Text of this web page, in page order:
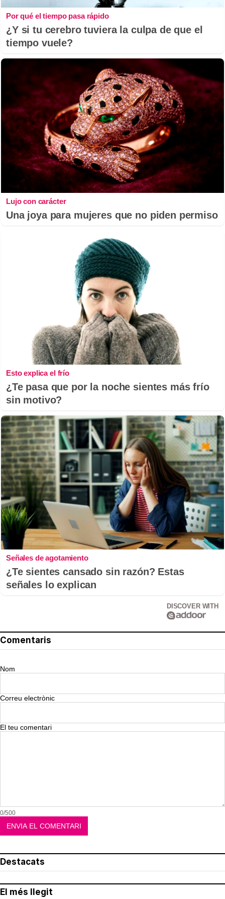
Por qué el tiempo pasa rápido
¿Y si tu cerebro tuviera la culpa de que el
tiempo vuele?
Lujo con carácter
Una joya para mujeres que no piden permiso
Esto explica el frío
¿Te pasa que por la noche sientes más frío
sin motivo?
Señales de agotamiento
¿Te sientes cansado sin razón? Estas
señales lo explican
DISCOVER WITH
Comentaris
Nom
Correu electrònic
El teu comentari
0/500
Destacats
El més llegit